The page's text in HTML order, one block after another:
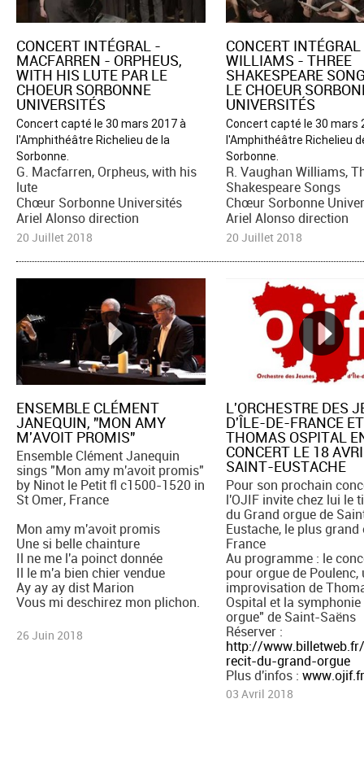
CONCERT INTÉGRAL -
MACFARREN - ORPHEUS,
WITH HIS LUTE PAR LE
CHOEUR SORBONNE
UNIVERSITÉS
Concert capté le 30 mars 2017 à
l'Amphithéâtre Richelieu de la
Sorbonne.
G. Macfarren, Orpheus, with his
lute
Chœur Sorbonne Universités
Ariel Alonso direction
20 Juillet 2018
CONCERT
WILLIAMS - THREE
SHAKESPEARE
LE CHOEUR
UNIVERSITÉS
Concert capté le 30 mars
l'Amphithéâtre Richelieu
Sorbonne.
R. Vaughan Williams,
Shakespeare Songs
Chœur Sorbonne
Ariel Alonso direction
20 Juillet 2018
ENSEMBLE CLÉMENT
JANEQUIN, "MON AMY
M'AVOIT PROMIS"
Ensemble Clément Janequin
sings "Mon amy m'avoit promis"
by Ninot le Petit fl c1500-1520 in
St Omer, France
Mon amy m'avoit promis
Une si belle chainture
Il ne me l'a poinct donnée
Il le m'a bien chier vendue
Ay ay ay dist Marion
Vous mi deschirez mon plichon.
26 Juin 2018
L'ORCHESTRE DES
D'ÎLE-DE-FRANCE ET
THOMAS OSPITAL
CONCERT LE 18
SAINT-EUSTACHE
Pour son prochain
l'OJIF invite chez lui le
du Grand orgue de
Eustache, le plus grand
France
Au programme : le
pour orgue de Poulenc,
improvisation de
Ospital et la
orgue" de Saint-Saëns
Réserver :
http://
recit-du-grand-orgue
Plus d'infos :
03 Avril 2018